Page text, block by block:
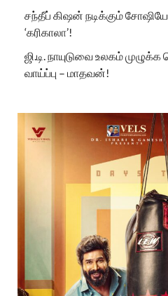
சந்தீப் கிஷன் நடிக்கும்
‘கரிகாலா’!
ஜி.டி. நாயுடுவை உலகம்
வாய்ப்பு – மாதவன்!